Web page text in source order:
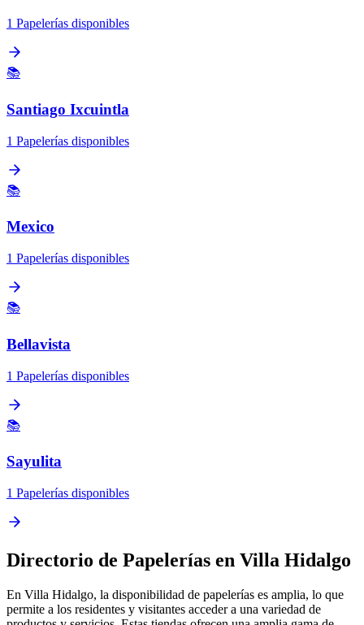
1 Papelerías disponibles
📚
Santiago Ixcuintla
1 Papelerías disponibles
📚
Mexico
1 Papelerías disponibles
📚
Bellavista
1 Papelerías disponibles
📚
Sayulita
1 Papelerías disponibles
Directorio de Papelerías en Villa Hidalgo
En Villa Hidalgo, la disponibilidad de papelerías es amplia, lo que
permite a los residentes y visitantes acceder a una variedad de